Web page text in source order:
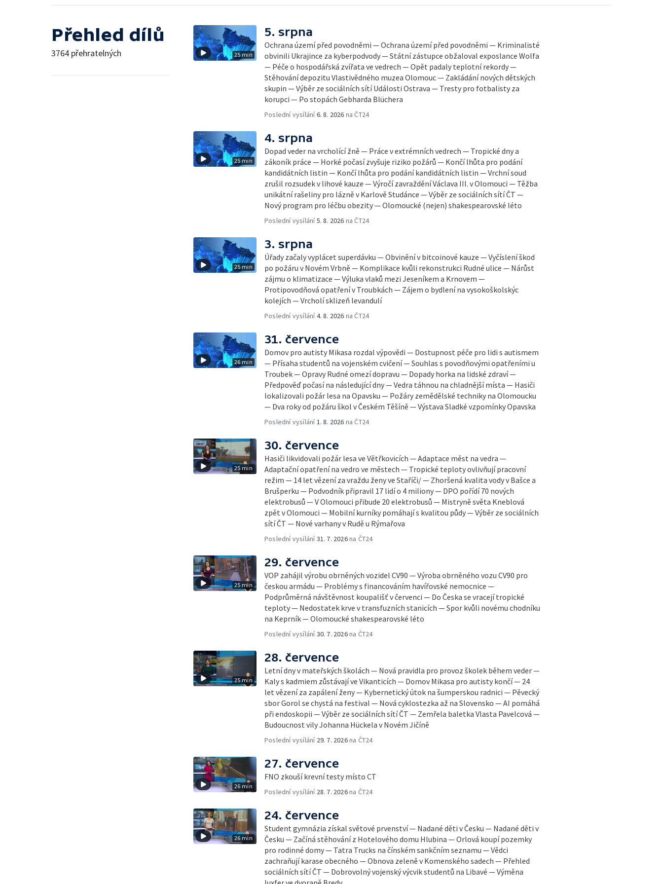
Přehled dílů
3764 přehratelných 25 min
5. srpna
Ochrana území před povodněmi — Ochrana území před povodněmi — Kriminalisté
obvinili Ukrajince za kyberpodvody — Státní zástupce obžaloval exposlance Wolfa
— Péče o hospodářská zvířata ve vedrech — Opět padaly teplotní rekordy —
Stěhování depozitu Vlastivědného muzea Olomouc — Zakládání nových dětských
skupin — Výběr ze sociálních sítí Události Ostrava — Tresty pro fotbalisty za
korupci — Po stopách Gebharda Blüchera
Poslední vysílání6. 8. 2026 na ČT24
25 min
4. srpna
Dopad veder na vrcholící žně — Práce v extrémních vedrech — Tropické dny a
zákoník práce — Horké počasí zvyšuje riziko požárů — Končí lhůta pro podání
kandidátních listin — Končí lhůta pro podání kandidátních listin — Vrchní soud
zrušil rozsudek v lihové kauze — Výročí zavraždění Václava III. v Olomouci — Těžba
unikátní rašeliny pro lázně v Karlově Studánce — Výběr ze sociálních sítí ČT —
Nový program pro léčbu obezity — Olomoucké (nejen) shakespearovské léto
Poslední vysílání5. 8. 2026 na ČT24
25 min
3. srpna
Úřady začaly vyplácet superdávku — Obvinění v bitcoinové kauze — Vyčíslení škod
po požáru v Novém Vrbně — Komplikace kvůli rekonstrukci Rudné ulice — Nárůst
zájmu o klimatizace — Výluka vlaků mezi Jeseníkem a Krnovem —
Protipovodňová opatření v Troubkách — Zájem o bydlení na vysokoškolskýc
kolejích — Vrcholí sklizeň levandulí
Poslední vysílání4. 8. 2026 na ČT24
26 min
31. července
Domov pro autisty Mikasa rozdal výpovědi — Dostupnost péče pro lidi s autismem
— Přísaha studentů na vojenském cvičení — Souhlas s povodňovými opatřeními u
Troubek — Opravy Rudné omezí dopravu — Dopady horka na lidské zdraví —
Předpověď počasí na následující dny — Vedra táhnou na chladnější místa — Hasiči
lokalizovali požár lesa na Opavsku — Požáry zemědělské techniky na Olomoucku
— Dva roky od požáru škol v Českém Těšíně — Výstava Sladké vzpomínky Opavska
Poslední vysílání1. 8. 2026 na ČT24
25 min
30. července
Hasiči likvidovali požár lesa ve Větřkovicích — Adaptace měst na vedra —
Adaptační opatření na vedro ve městech — Tropické teploty ovlivňují pracovní
režim — 14 let vězení za vraždu ženy ve Staříči/ — Zhoršená kvalita vody v Bašce a
Brušperku — Podvodník připravil 17 lidí o 4 miliony — DPO pořídí 70 nových
elektrobusů — V Olomouci přibude 20 elektrobusů — Mistryně světa Kneblová
zpět v Olomouci — Mobilní kurníky pomáhají s kvalitou půdy — Výběr ze sociálních
sítí ČT — Nové varhany v Rudě u Rýmařova
Poslední vysílání31. 7. 2026na ČT24
25 min
29. července
VOP zahájil výrobu obrněných vozidel CV90 — Výroba obrněného vozu CV90 pro
českou armádu — Problémy s financováním havířovské nemocnice —
Podprůměrná návštěvnost koupališť v červenci — Do Česka se vracejí tropické
teploty — Nedostatek krve v transfuzních stanicích — Spor kvůli novému chodníku
na Keprník — Olomoucké shakespearovské léto
Poslední vysílání30. 7. 2026na ČT24
25 min
28. července
Letní dny v mateřských školách — Nová pravidla pro provoz školek během veder —
Kaly s kadmiem zůstávají ve Vikanticích — Domov Mikasa pro autisty končí — 24
let vězení za zapálení ženy — Kybernetický útok na šumperskou radnici — Pěvecký
sbor Gorol se chystá na festival — Nová cyklostezka až na Slovensko — AI pomáhá
při endoskopii — Výběr ze sociálních sítí ČT — Zemřela baletka Vlasta Pavelcová —
Budoucnost vily Johanna Hückela v Novém Jičíně
Poslední vysílání 29. 7. 2026na ČT24
26 min
27. července
FNO zkouší krevní testy místo CT
Poslední vysílání 28. 7. 2026na ČT24
26 min
24. července
Student gymnázia získal světové prvenství — Nadané děti v Česku — Nadané děti v
Česku — Začíná stěhování z Hotelového domu Hlubina — Orlová koupí pozemky
pro rodinné domy — Tatra Trucks na čínském sankčním seznamu — Vědci
zachraňují karase obecného — Obnova zeleně v Komenského sadech — Přehled
sociálních sítí ČT — Dobrovolný vojenský výcvik studentů na Libavé — Výměna